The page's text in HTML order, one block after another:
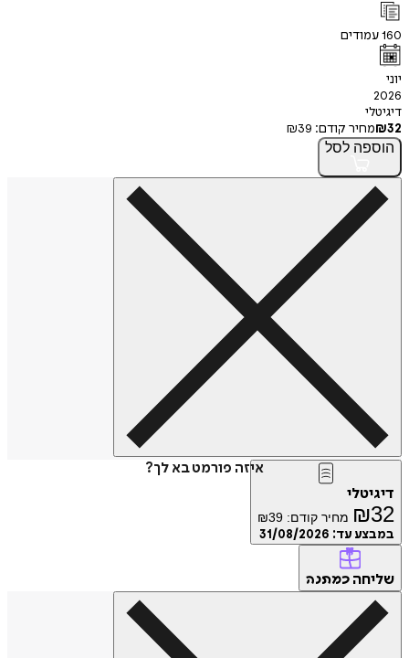
קודם:
₪39
לסל
איזה פורמט בא לך?
₪ מחיר קודם: ₪39
עד:31/08/2026
כמתנה